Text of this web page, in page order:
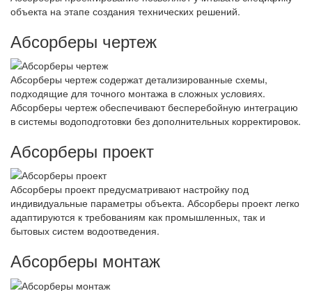
объекта на этапе создания технических решений.
Абсорберы чертеж
Абсорберы чертеж содержат детализированные схемы,
подходящие для точного монтажа в сложных условиях.
Абсорберы чертеж обеспечивают бесперебойную интеграцию
в системы водоподготовки без дополнительных корректировок.
Абсорберы проект
Абсорберы проект предусматривают настройку под
индивидуальные параметры объекта. Абсорберы проект легко
адаптируются к требованиям как промышленных, так и
бытовых систем водоотведения.
Абсорберы монтаж